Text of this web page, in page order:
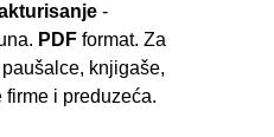
-
PDF format. Za
knjigaše,
firme i preduzeća.